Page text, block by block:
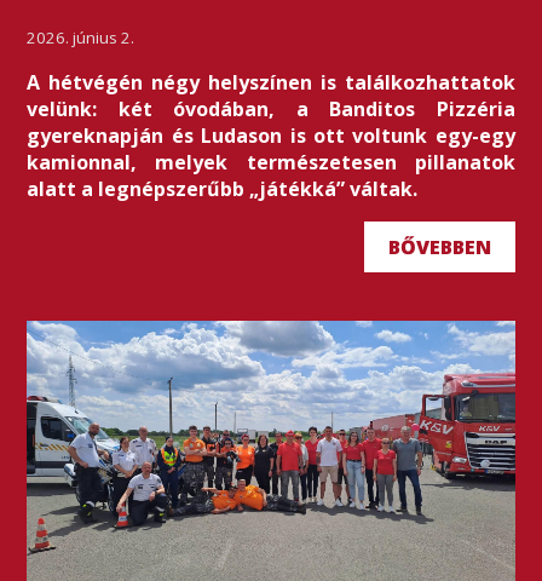
2026. június 2.
A hétvégén négy helyszínen is találkozhattatok
velünk: két óvodában, a Banditos Pizzéria
gyereknapján és Ludason is ott voltunk egy-egy
kamionnal, melyek természetesen pillanatok
alatt a legnépszerűbb „játékká” váltak.
BŐVEBBEN